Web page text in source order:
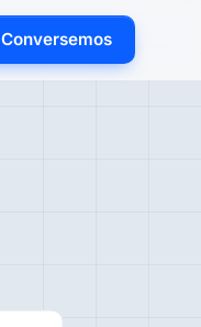
Conversemos